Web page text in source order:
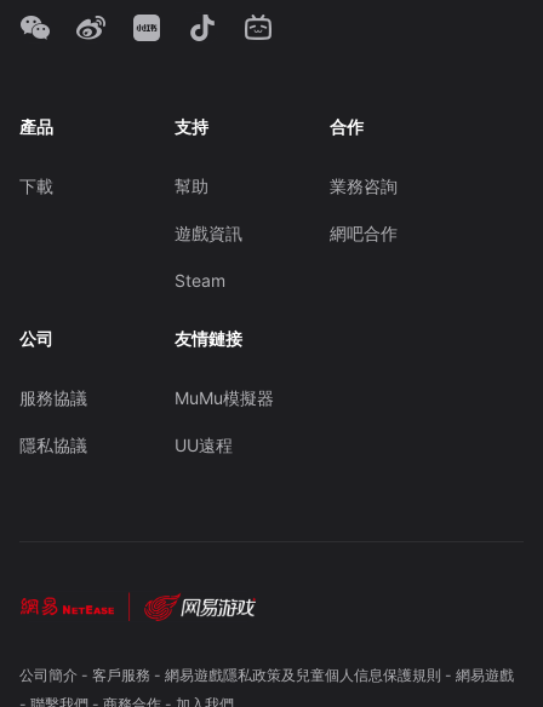
產品
下載
支持
幫助
遊戲資訊
Steam
合作
業務咨詢
網吧合作
公司
服務協議
隱私協議
友情鏈接
MuMu模擬器
UU遠程
公司簡介- 客戶服務 - 網易遊戲隱私政策及兒童個人信息保護規則 - 網易遊戲